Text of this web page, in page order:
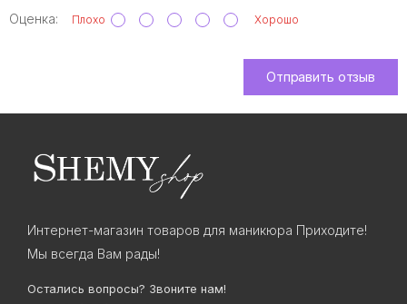
Оценка: Плохо Хорошо
Отправить отзыв
Интернет-магазин товаров для маникюра Приходите!
Мы всегда Вам рады!
Остались вопросы? Звоните нам!